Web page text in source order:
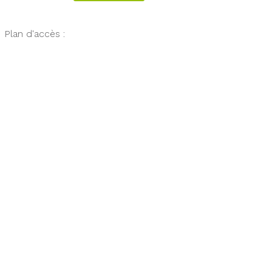
Plan d'accès :